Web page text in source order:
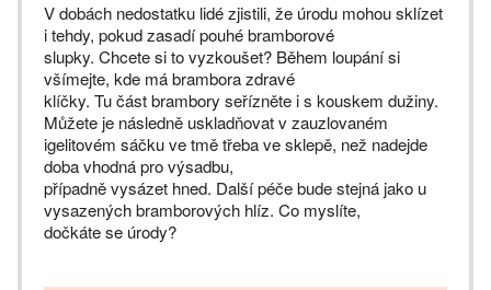
V dobách nedostatku lidé zjistili, že úrodu mohou sklízet
i tehdy, pokud zasadí pouhé bramborové
slupky. Chcete si to vyzkoušet? Během loupání si
všímejte, kde má brambora zdravé
klíčky. Tu část brambory seřízněte i s kouskem dužiny.
Můžete je následně uskladňovat v zauzlovaném
igelitovém sáčku ve tmě třeba ve sklepě, než nadejde
doba vhodná pro výsadbu,
případně vysázet hned. Další péče bude stejná jako u
vysazených bramborových hlíz. Co myslíte,
dočkáte se úrody?